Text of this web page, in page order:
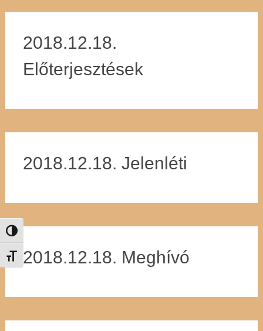
Nagy kontraszt váltása
Betűméret váltása
2018.12.18.
Előterjesztések
2018.12.18. Jelenléti
2018.12.18. Meghívó